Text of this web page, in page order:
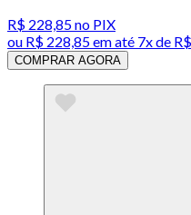
R$ 228,85no PIX
ou R$ 228,85em até 7x de
COMPRAR AGORA